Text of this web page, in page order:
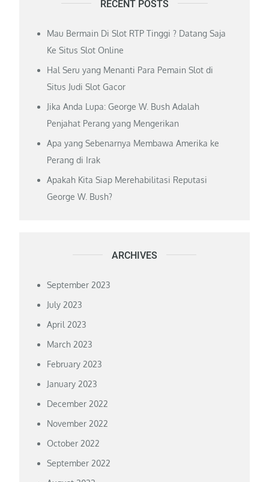
RECENT POSTS
Mau Bermain Di Slot RTP Tinggi ? Datang Saja
Ke Situs Slot Online
Hal Seru yang Menanti Para Pemain Slot di
Situs Judi Slot Gacor
Jika Anda Lupa: George W. Bush Adalah
Penjahat Perang yang Mengerikan
Apa yang Sebenarnya Membawa Amerika ke
Perang di Irak
Apakah Kita Siap Merehabilitasi Reputasi
George W. Bush?
ARCHIVES
September 2023
July 2023
April 2023
March 2023
February 2023
January 2023
December 2022
November 2022
October 2022
September 2022